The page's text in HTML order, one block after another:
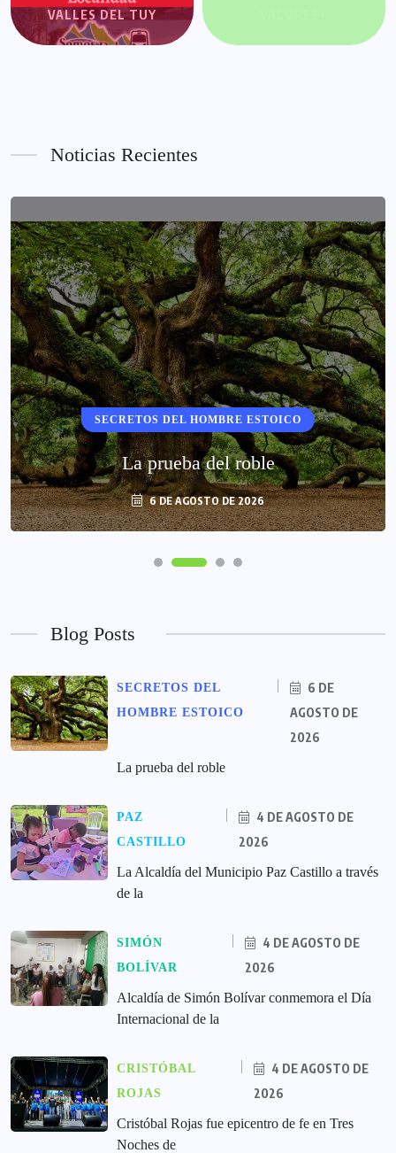
VALLES DEL TUY
Noticias Recientes
SECRETOS DEL HOMBRE ESTOICO
La prueba del roble
6 DE AGOSTO DE 2026
Blog Posts
SECRETOS DEL
HOMBRE ESTOICO
6 DE
AGOSTO DE
2026
La prueba del roble
PAZ
CASTILLO
4 DE AGOSTO DE
2026
La Alcaldía del Municipio Paz Castillo a través
de la
SIMÓN
BOLÍVAR
4 DE AGOSTO DE
2026
Alcaldía de Simón Bolívar conmemora el Día
Internacional de la
CRISTÓBAL
ROJAS
4 DE AGOSTO DE
2026
Cristóbal Rojas fue epicentro de fe en Tres
Noches de